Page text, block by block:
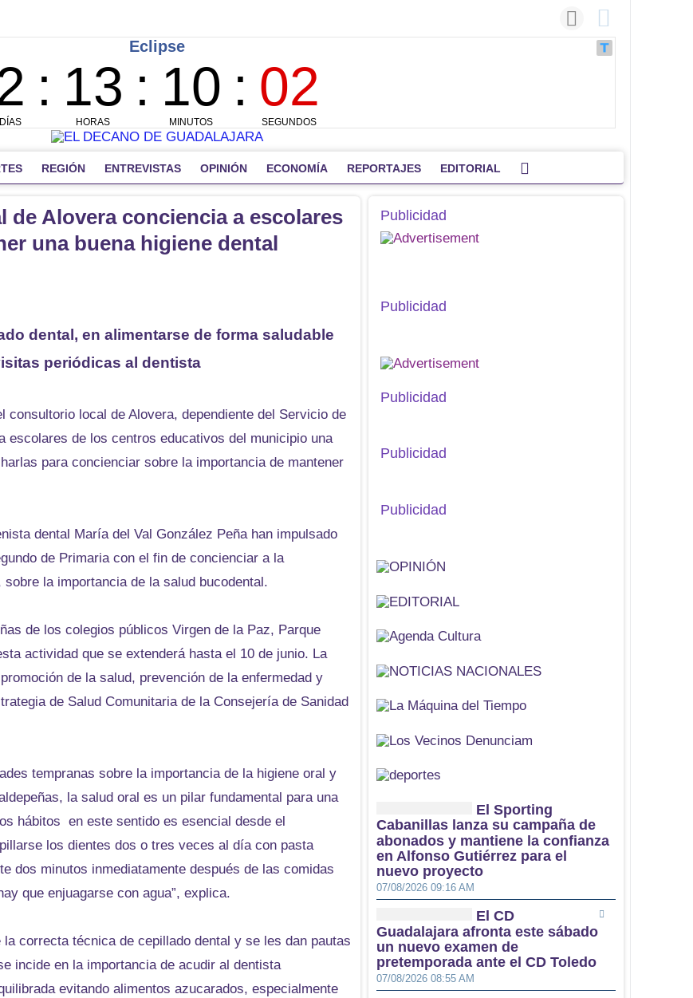
REGIÓN ENTREVISTAS OPINIÓN ECONOMÍA REPORTAJES EDITORIAL
de Alovera conciencia a escolares
una buena higiene dental
dental, en alimentarse de forma saludable
periódicas al dentista
consultorio local de Alovera, dependiente del Servicio de
escolares de los centros educativos del municipio una
para concienciar sobre la importancia de mantener
dental María del Val González Peña han impulsado
de Primaria con el fin de concienciar a la
la importancia de la salud bucodental.
de los colegios públicos Virgen de la Paz, Parque
actividad que se extenderá hasta el 10 de junio. La
de la salud, prevención de la enfermedad y
de Salud Comunitaria de la Consejería de Sanidad
tempranas sobre la importancia de la higiene oral y
la salud oral es un pilar fundamental para una
hábitos en este sentido es esencial desde el
los dientes dos o tres veces al día con pasta
dos minutos inmediatamente después de las comidas
que enjuagarse con agua”, explica.
correcta técnica de cepillado dental y se les dan pautas
incide en la importancia de acudir al dentista
evitando alimentos azucarados, especialmente
Publicidad
Publicidad
Publicidad
Publicidad
Publicidad
El Sporting
Cabanillas lanza su campaña de
abonados y mantiene la confianza
en Alfonso Gutiérrez para el
nuevo proyecto
07/08/2026 09:16 AM
El CD
Guadalajara afronta este sábado
un nuevo examen de
pretemporada ante el CD Toledo
07/08/2026 08:55 AM